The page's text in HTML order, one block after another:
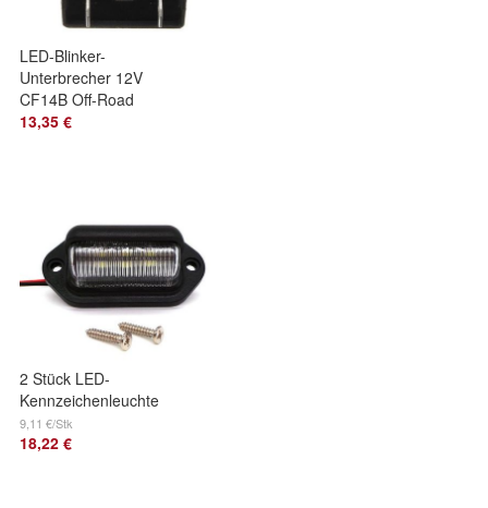
LED-Blinker-
Unterbrecher 12V
CF14B Off-Road
13,35 €
2 Stück LED-
Kennzeichenleuchte
24V 350lm,
universal Off-Road
9,11 €/Stk
18,22 €